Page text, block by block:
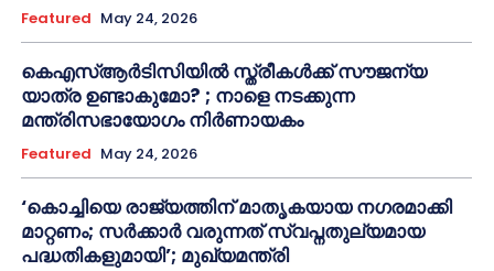
Featured May 24, 2026
കെഎസ്ആർടിസിയിൽ സ്ത്രീകൾക്ക് സൗജന്യ
യാത്ര ഉണ്ടാകുമോ? ; നാളെ നടക്കുന്ന
മന്ത്രിസഭായോഗം നിർണായകം
Featured May 24, 2026
‘കൊച്ചിയെ രാജ്യത്തിന് മാതൃകയായ നഗരമാക്കി
മാറ്റണം; സർക്കാർ വരുന്നത് സ്വപ്നതുല്യമായ
പദ്ധതികളുമായി’; മുഖ്യമന്ത്രി